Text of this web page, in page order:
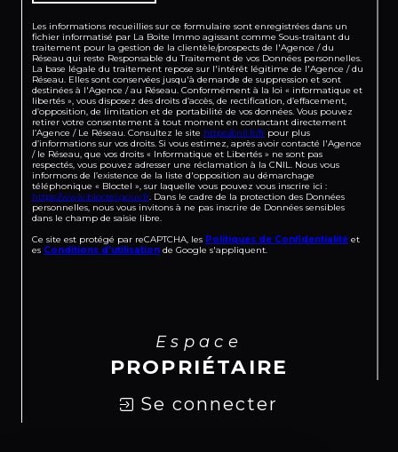
Les informations recueillies sur ce formulaire sont enregistrées dans un
fichier informatisé par La Boite Immo agissant comme Sous-traitant du
traitement pour la gestion de la clientèle/prospects de l'Agence / du
Réseau qui reste Responsable du Traitement de vos Données personnelles.
La base légale du traitement repose sur l'intérêt légitime de l'Agence / du
Réseau. Elles sont conservées jusqu'à demande de suppression et sont
destinées à l'Agence / au Réseau. Conformément à la loi « informatique et
libertés », vous disposez des droits d’accès, de rectification, d’effacement,
d’opposition, de limitation et de portabilité de vos données. Vous pouvez
retirer votre consentement à tout moment en contactant directement
l’Agence / Le Réseau. Consultez le site https://cnil.fr/fr pour plus
d’informations sur vos droits. Si vous estimez, après avoir contacté l'Agence
/ le Réseau, que vos droits « Informatique et Libertés » ne sont pas
respectés, vous pouvez adresser une réclamation à la CNIL. Nous vous
informons de l’existence de la liste d'opposition au démarchage
téléphonique « Bloctel », sur laquelle vous pouvez vous inscrire ici :
https://www.bloctel.gouv.fr. Dans le cadre de la protection des Données
personnelles, nous vous invitons à ne pas inscrire de Données sensibles
dans le champ de saisie libre.
Ce site est protégé par reCAPTCHA, les Politiques de Confidentialité et
es Conditions d'utilisation de Google s'appliquent.
Espace
PROPRIÉTAIRE
Se connecter